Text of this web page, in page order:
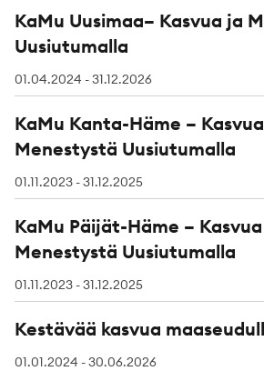
KaMu Uusimaa– Kasvua ja
Uusiutumalla
01.04.2024 - 31.12.2026
KaMu Kanta-Häme –
Menestystä Uusiutumalla
01.11.2023 - 31.12.2025
KaMu Päijät-Häme –
Menestystä Uusiutumalla
01.11.2023 - 31.12.2025
Kestävää kasvua
01.01.2024 - 30.06.2026